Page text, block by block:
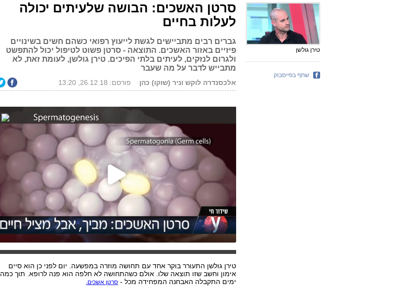
סרטן האשכים: הבושה שלעיתים יכולה
לעלות בחיים
גברים רבים מתביישים לגשת לייעוץ רפואי כשהם חשים בשינויים
פיזיים באזור האשכים. התוצאה - סרטן פשוט לטיפול יכול להתפשט
ולגרום לנזקים, לעיתים בלתי הפיכים. טירן גולשן, לעומת זאת, לא
מתבייש לדבר על מה שעבר
אלכסנדרה לוקש וניר (שוקו) כהן פורסם: 26.12.18, 13:20
טירן גולשן התעורר בוקר אחד עם תחושה מוזרה במפשעה. יום לפני כן הוא סיים
אימון וחשב שזו תוצאה שלו. אולם כשהתחושה לא חלפה הוא פנה לרופא. תוך כמה
ימים התקבלה האבחנה המפחידה מכל - סרטן אשכים.
טירן גולשן
שתף בפייסבוק